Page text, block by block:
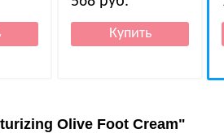
Olive Foot Cream"